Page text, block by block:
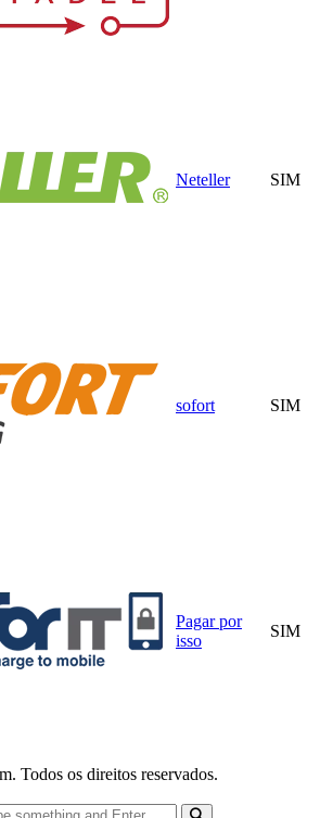
Neteller SIM
sofort SIM
Pagar por
isso
SIM
Todos os direitos reservados.